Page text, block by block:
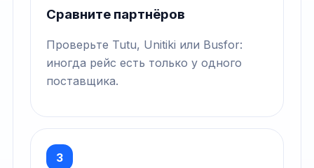
Сравните партнёров
Проверьте Tutu, Unitiki или Busfor:
иногда рейс есть только у одного
поставщика.
3